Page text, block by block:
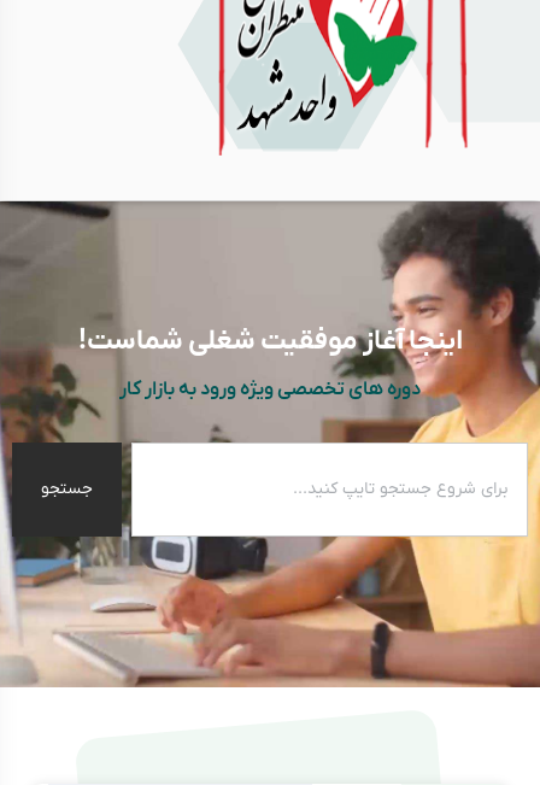
اینجا آغاز موفقیت شغلی شماست!
دوره های تخصصی ویژه ورود به بازار کار
جستجو